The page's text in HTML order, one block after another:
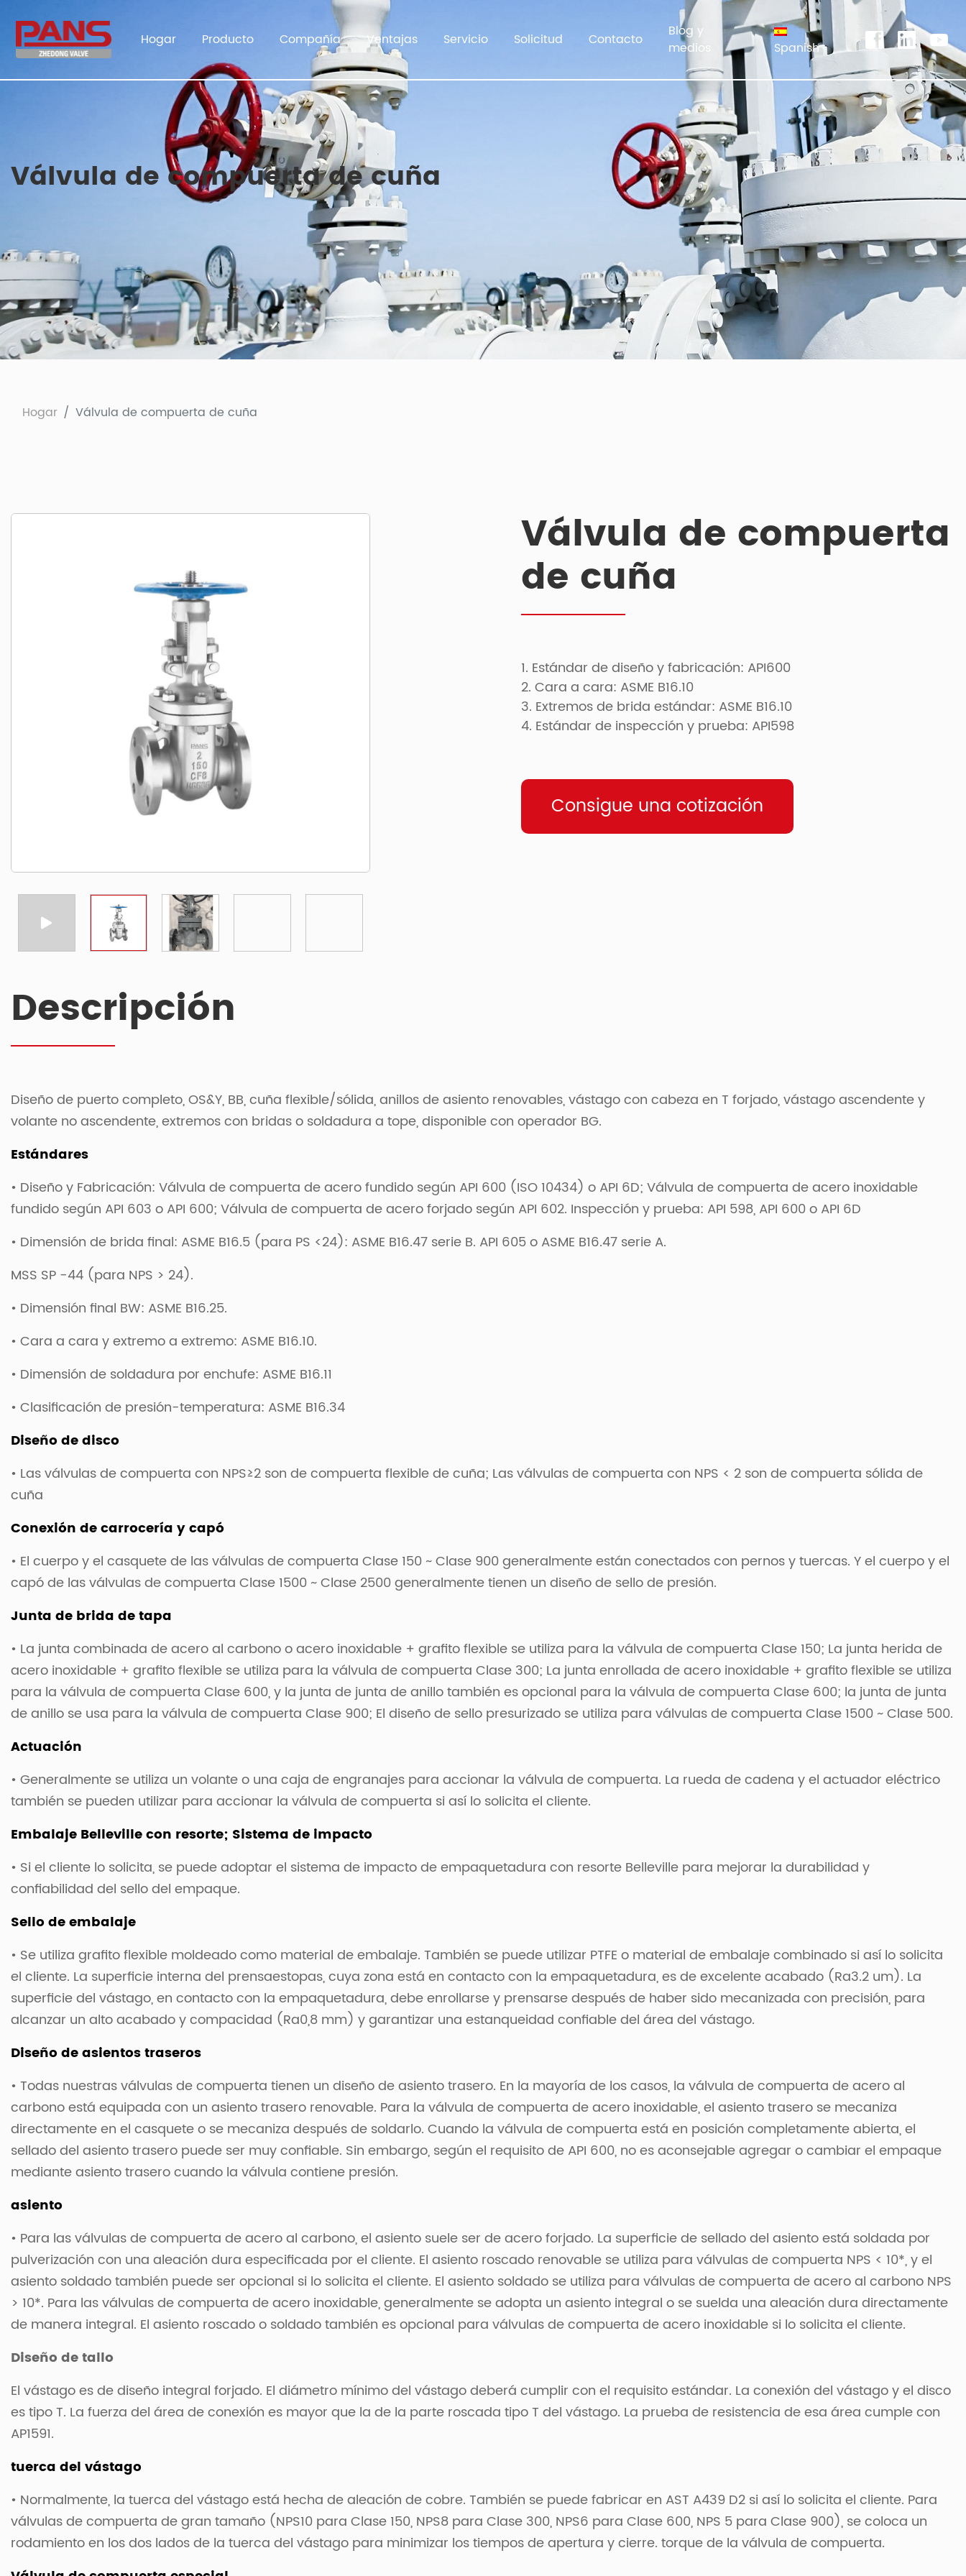
Hogar Producto Compañía Ventajas Servicio Solicitud Contacto
Blog y
medios
Spanish
Válvula de compuerta de cuña
Hogar Válvula de compuerta de cuña
Válvula de compuerta
de cuña
1. Estándar de diseño y fabricación: API600
2. Cara a cara: ASME B16.10
3. Extremos de brida estándar: ASME B16.10
4. Estándar de inspección y prueba: API598
Consigue una cotización
Descripción
Diseño de puerto completo, OS&Y, BB, cuña flexible/sólida, anillos de asiento renovables, vástago con cabeza en T forjado, vástago ascendente y
volante no ascendente, extremos con bridas o soldadura a tope, disponible con operador BG.
Estándares
• Diseño y Fabricación: Válvula de compuerta de acero fundido según API 600 (ISO 10434) o API 6D; Válvula de compuerta de acero inoxidable
fundido según API 603 o API 600; Válvula de compuerta de acero forjado según API 602. Inspección y prueba: API 598, API 600 o API 6D
• Dimensión de brida final: ASME B16.5 (para PS <24): ASME B16.47 serie B. API 605 o ASME B16.47 serie A.
MSS SP -44 (para NPS > 24).
• Dimensión final BW: ASME B16.25.
• Cara a cara y extremo a extremo: ASME B16.10.
• Dimensión de soldadura por enchufe: ASME B16.11
• Clasificación de presión-temperatura: ASME B16.34
Diseño de disco
• Las válvulas de compuerta con NPS≥2 son de compuerta flexible de cuña; Las válvulas de compuerta con NPS < 2 son de compuerta sólida de
cuña
Conexión de carrocería y capó
• El cuerpo y el casquete de las válvulas de compuerta Clase 150 ~ Clase 900 generalmente están conectados con pernos y tuercas. Y el cuerpo y el
capó de las válvulas de compuerta Clase 1500 ~ Clase 2500 generalmente tienen un diseño de sello de presión.
Junta de brida de tapa
• La junta combinada de acero al carbono o acero inoxidable + grafito flexible se utiliza para la válvula de compuerta Clase 150; La junta herida de
acero inoxidable + grafito flexible se utiliza para la válvula de compuerta Clase 300; La junta enrollada de acero inoxidable + grafito flexible se utiliza
para la válvula de compuerta Clase 600, y la junta de junta de anillo también es opcional para la válvula de compuerta Clase 600; la junta de junta
de anillo se usa para la válvula de compuerta Clase 900; El diseño de sello presurizado se utiliza para válvulas de compuerta Clase 1500 ~ Clase 500.
Actuación
• Generalmente se utiliza un volante o una caja de engranajes para accionar la válvula de compuerta. La rueda de cadena y el actuador eléctrico
también se pueden utilizar para accionar la válvula de compuerta si así lo solicita el cliente.
Embalaje Belleville con resorte; Sistema de impacto
• Si el cliente lo solicita, se puede adoptar el sistema de impacto de empaquetadura con resorte Belleville para mejorar la durabilidad y
confiabilidad del sello del empaque.
Sello de embalaje
• Se utiliza grafito flexible moldeado como material de embalaje. También se puede utilizar PTFE o material de embalaje combinado si así lo solicita
el cliente. La superficie interna del prensaestopas, cuya zona está en contacto con la empaquetadura, es de excelente acabado (Ra3.2 um). La
superficie del vástago, en contacto con la empaquetadura, debe enrollarse y prensarse después de haber sido mecanizada con precisión, para
alcanzar un alto acabado y compacidad (Ra0,8 mm) y garantizar una estanqueidad confiable del área del vástago.
Diseño de asientos traseros
• Todas nuestras válvulas de compuerta tienen un diseño de asiento trasero. En la mayoría de los casos, la válvula de compuerta de acero al
carbono está equipada con un asiento trasero renovable. Para la válvula de compuerta de acero inoxidable, el asiento trasero se mecaniza
directamente en el casquete o se mecaniza después de soldarlo. Cuando la válvula de compuerta está en posición completamente abierta, el
sellado del asiento trasero puede ser muy confiable. Sin embargo, según el requisito de API 600, no es aconsejable agregar o cambiar el empaque
mediante asiento trasero cuando la válvula contiene presión.
asiento
• Para las válvulas de compuerta de acero al carbono, el asiento suele ser de acero forjado. La superficie de sellado del asiento está soldada por
pulverización con una aleación dura especificada por el cliente. El asiento roscado renovable se utiliza para válvulas de compuerta NPS < 10*, y el
asiento soldado también puede ser opcional si lo solicita el cliente. El asiento soldado se utiliza para válvulas de compuerta de acero al carbono NPS
> 10*. Para las válvulas de compuerta de acero inoxidable, generalmente se adopta un asiento integral o se suelda una aleación dura directamente
de manera integral. El asiento roscado o soldado también es opcional para válvulas de compuerta de acero inoxidable si lo solicita el cliente.
Diseño de tallo
El vástago es de diseño integral forjado. El diámetro mínimo del vástago deberá cumplir con el requisito estándar. La conexión del vástago y el disco
es tipo T. La fuerza del área de conexión es mayor que la de la parte roscada tipo T del vástago. La prueba de resistencia de esa área cumple con
AP1591.
tuerca del vástago
• Normalmente, la tuerca del vástago está hecha de aleación de cobre. También se puede fabricar en AST A439 D2 si así lo solicita el cliente. Para
válvulas de compuerta de gran tamaño (NPS10 para Clase 150, NPS8 para Clase 300, NPS6 para Clase 600, NPS 5 para Clase 900), se coloca un
rodamiento en los dos lados de la tuerca del vástago para minimizar los tiempos de apertura y cierre. torque de la válvula de compuerta.